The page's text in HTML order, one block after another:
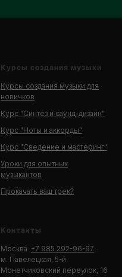
Курсы создания музыки
Курсы создания музыки для
новичков
Курс "Синтез и саунд-дизайн"
Курс "Ноты и аккорды"
Курс "Сведение и мастеринг"
Уроки для опытных
музыкантов
Прокачать ваш трек?
Контакты
Москва: +7 985 292-96-97
м. Павелецкая, 5-й
Монетчиковский переулок, 16